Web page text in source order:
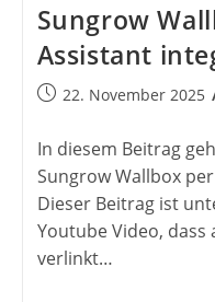
Sungrow
Assistant
Beitrag22. November 2025
In diesem Beitrag
Sungrow Wallbox
Dieser Beitrag ist
Youtube Video, dass
verlinkt…